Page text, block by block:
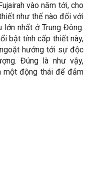
vào năm tới, cho
như thế nào đối với
lớn nhất ở Trung Đông.
bật tính cấp thiết này,
hướng tới sự độc
Đúng là như vậy,
một động thái để đảm